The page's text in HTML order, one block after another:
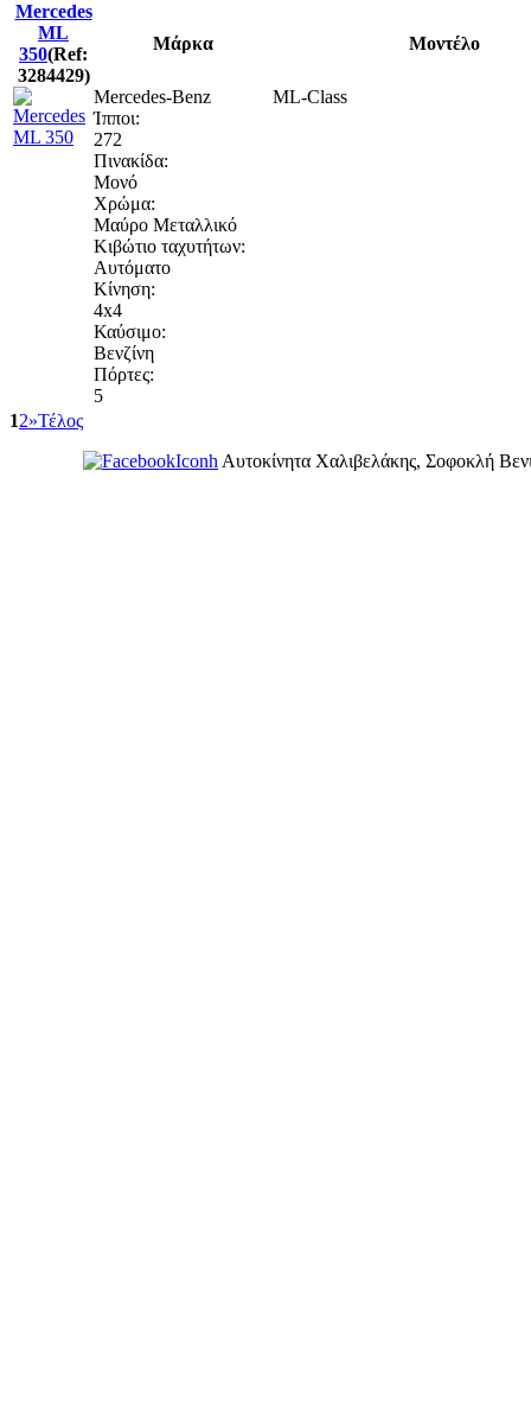
Mercedes
ML
350(Ref:
3284429)
Μάρκα Μοντέλο
Mercedes-Benz
ML-Class
Ίπποι:
272
Πινακίδα:
Μονό
Χρώμα:
Μαύρο Μεταλλικό
Κιβώτιο ταχυτήτων:
Αυτόματο
Κίνηση:
4x4
Καύσιμο:
Βενζίνη
Πόρτες:
5
12»Τέλος
Αυτοκίνητα Χαλιβελάκης, Σοφοκλή